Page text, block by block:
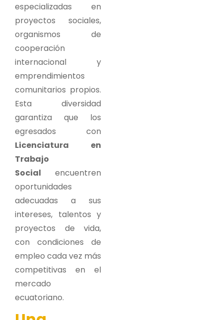
especializadas en
proyectos sociales,
organismos de
cooperación
internacional y
emprendimientos
comunitarios propios.
Esta diversidad
garantiza que los
egresados con
Licenciatura en
Trabajo
Social encuentren
oportunidades
adecuadas a sus
intereses, talentos y
proyectos de vida,
con condiciones de
empleo cada vez más
competitivas en el
mercado
ecuatoriano.